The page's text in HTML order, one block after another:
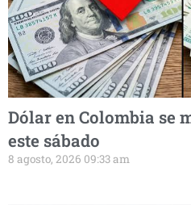
Dólar en Colombia se
este sábado
8 agosto, 2026 09:33 am